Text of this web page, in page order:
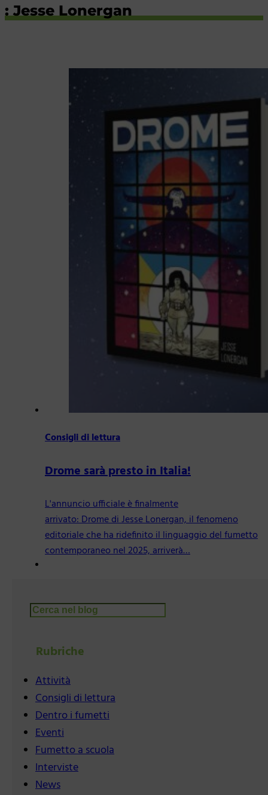
: Jesse Lonergan
Consigli di lettura
Drome sarà presto in Italia!
L'annuncio ufficiale è finalmente
arrivato: Drome di Jesse Lonergan, il fenomeno
editoriale che ha ridefinito il linguaggio del fumetto
contemporaneo nel 2025, arriverà…
Cerca
Rubriche
Attività
Consigli di lettura
Dentro i fumetti
Eventi
Fumetto a scuola
Interviste
News